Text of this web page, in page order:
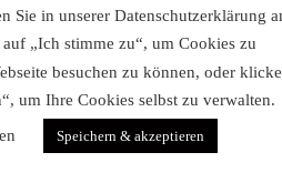
Datenschutz
Impressum
Sie in unserer Datenschutzerklärung
„Ich stimme zu“, um Cookies zu
besuchen zu können, oder
um Ihre Cookies selbst zu verwalten.
Speichern & akzeptieren